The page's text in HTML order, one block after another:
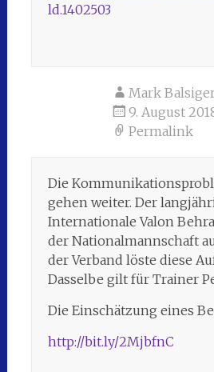
ld.1402503
Mark
9. August
Permalink
Die
gehen weiter. Der
Internationale Valon
der Nationalmannschaft
der Verband löste diese
Dasselbe gilt für Trainer
Die Einschätzung eines
http://bit.ly/2MjbfnC